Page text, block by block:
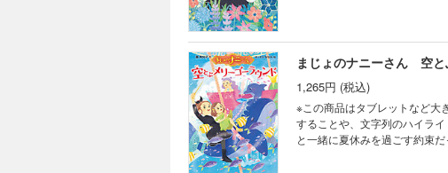
魔法を通じて次への明るいス
まじょのナニーさん 空と
1,265円 (税込)
※この商品はタブレットなど大
することや、文字列のハイライト、検
と一緒に夏休みを過ごす約束